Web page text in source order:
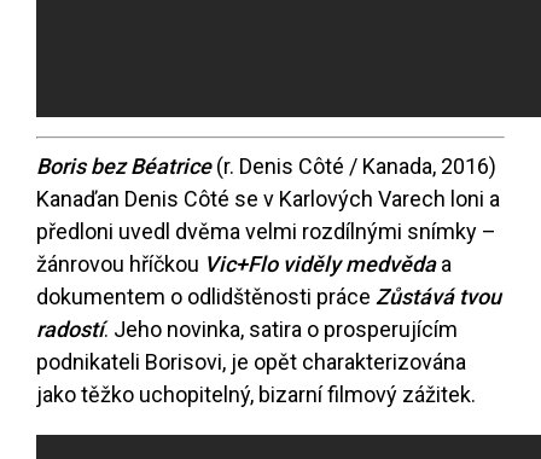
Boris bez Béatrice(r. Denis Côté / Kanada, 2016)
Kanaďan Denis Côté se v Karlových Varech loni a
předloni uvedl dvěma velmi rozdílnými snímky –
žánrovou hříčkou Vic+Flo viděly medvědaa
dokumentem o odlidštěnosti práce Zůstává tvou
radostí. Jeho novinka, satira o prosperujícím
podnikateli Borisovi, je opět charakterizována
jako těžko uchopitelný, bizarní filmový zážitek.